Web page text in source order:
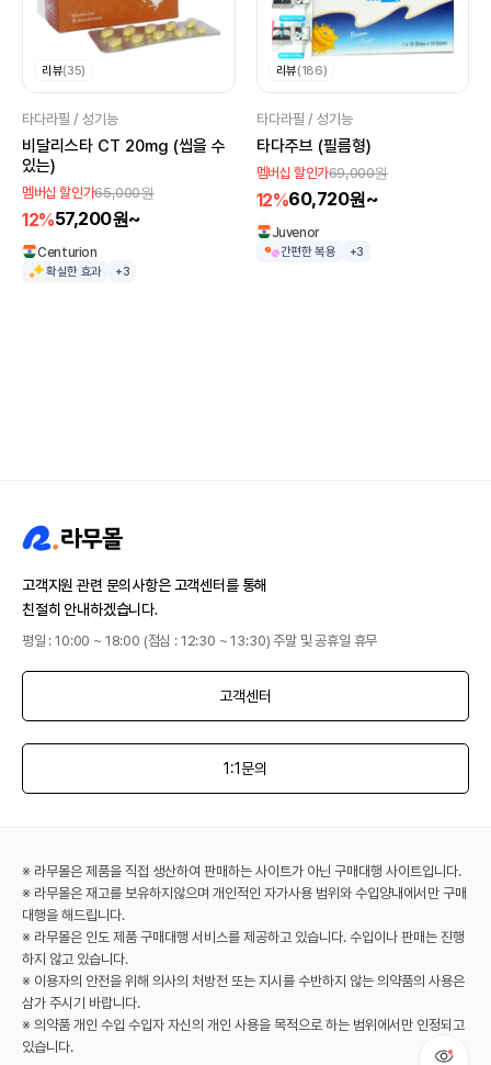
리뷰(35)
타다라필 / 성기능
비달리스타 CT 20mg (씹을 수
있는)
멤버십 할인가65,000원
12%57,200원~
Centurion
확실한 효과 +3
리뷰(186)
타다라필 / 성기능
타다주브 (필름형)
멤버십 할인가69,000원
12%60,720원~
Juvenor
간편한 복용 +3
고객지원 관련 문의사항은 고객센터를 통해
친절히 안내하겠습니다.
평일 : 10:00 ~ 18:00 (점심 : 12:30 ~ 13:30) 주말 및 공휴일 휴무
고객센터
1:1문의
※ 라무몰은 제품을 직접 생산하여 판매하는 사이트가 아닌 구매대행 사이트입니다.
※ 라무몰은 재고를 보유하지않으며 개인적인 자가사용 범위와 수입양내에서만 구매
대행을 해드립니다.
※ 라무몰은 인도 제품 구매대행 서비스를 제공하고 있습니다. 수입이나 판매는 진행
하지 않고 있습니다.
※ 이용자의 안전을 위해 의사의 처방전 또는 지시를 수반하지 않는 의약품의 사용은
삼가 주시기 바랍니다.
※ 의약품 개인 수입 수입자 자신의 개인 사용을 목적으로 하는 범위에서만 인정되고
있습니다.